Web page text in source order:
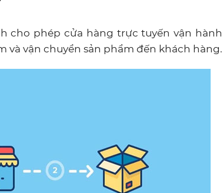
cho phép cửa hàng trực tuyến vận hành
và vận chuyển sản phẩm đến khách hàng.